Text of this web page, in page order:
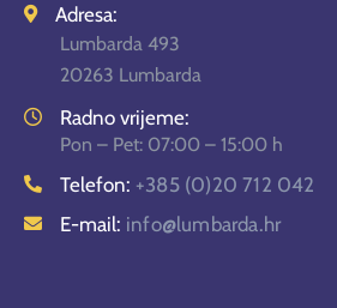
Adresa:
Lumbarda 493
20263 Lumbarda
Radno vrijeme:
Pon – Pet: 07:00 – 15:00 h
Telefon: +385 (0)20 712 042
E-mail: info@lumbarda.hr